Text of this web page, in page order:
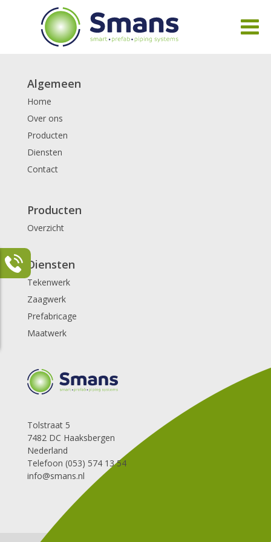
Algemeen
Home
Over ons
Producten
Diensten
Contact
Producten
Overzicht
Diensten
Tekenwerk
Zaagwerk
Prefabricage
Maatwerk
Tolstraat 5
7482 DC Haaksbergen
Nederland
Telefoon (053) 574 13 54
info@smans.nl